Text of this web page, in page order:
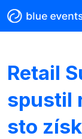
Retail
spustil
sto